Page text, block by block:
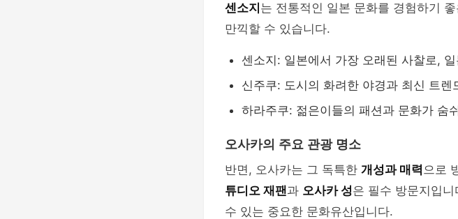
센소지 는 전통적인 일본 문화를 경험하기
만끽할 수 있습니다.
센소지: 일본에서 가장 오래된 사찰로,
신주쿠: 도시의 화려한 야경과 최신 트
하라주쿠: 젊은이들의 패션과 문화가 숨
오사카의 주요 관광 명소
반면, 오사카는 그 독특한 개성과 매력으로
튜디오 재팬과 오사카 성은 필수 방문지입
수 있는 중요한 문화유산입니다.